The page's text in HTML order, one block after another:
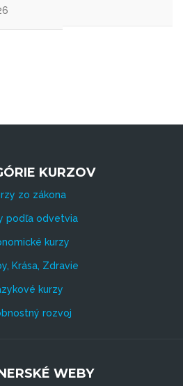
KURZOV
zo zákona
podľa odvetvia
kurzy
Krása, Zdravie
kurzy
rozvoj
WEBY